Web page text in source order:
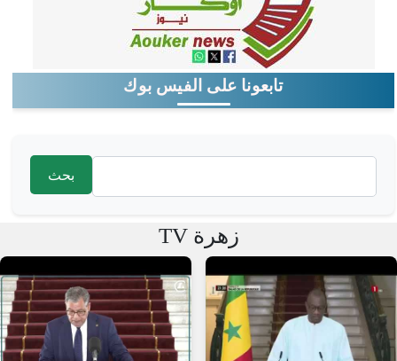
تابعونا على الفيس بوك
‏بحث ‏
زهرة TV